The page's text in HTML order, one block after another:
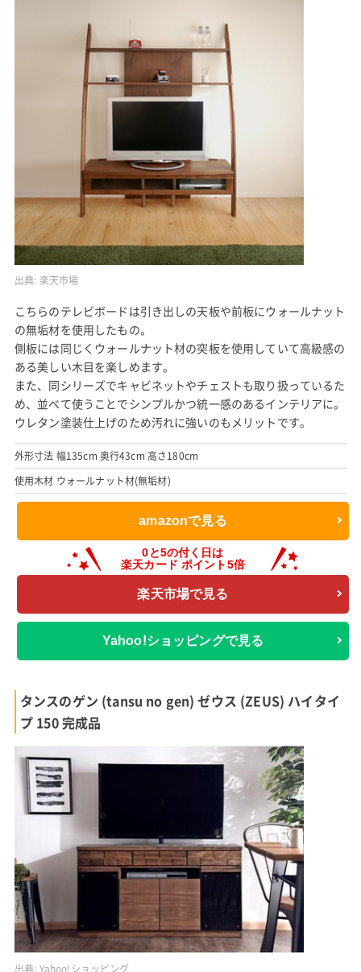
出典: 楽天市場
こちらのテレビボードは引き出しの天板や前板にウォールナット
の無垢材を使用したもの。
側板には同じくウォールナット材の突板を使用していて高級感の
ある美しい木目を楽しめます。
また、同シリーズでキャビネットやチェストも取り扱っているた
め、並べて使うことでシンプルかつ統一感のあるインテリアに。
ウレタン塗装仕上げのため汚れに強いのもメリットです。
外形寸法 幅135cm 奥行43cm 高さ180cm
使用木材 ウォールナット材(無垢材)
amazonで見る
楽天市場で見る
Yahoo!ショッピングで見る
タンスのゲン (tansu no gen) ゼウス (ZEUS) ハイタイ
プ 150 完成品
出典: Yahoo!ショッピング